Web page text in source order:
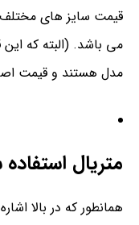
می باشد. (البته که
مدل هستند و قیمت
متریال
همانطور که در بالا